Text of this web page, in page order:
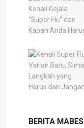
BERITA MABES